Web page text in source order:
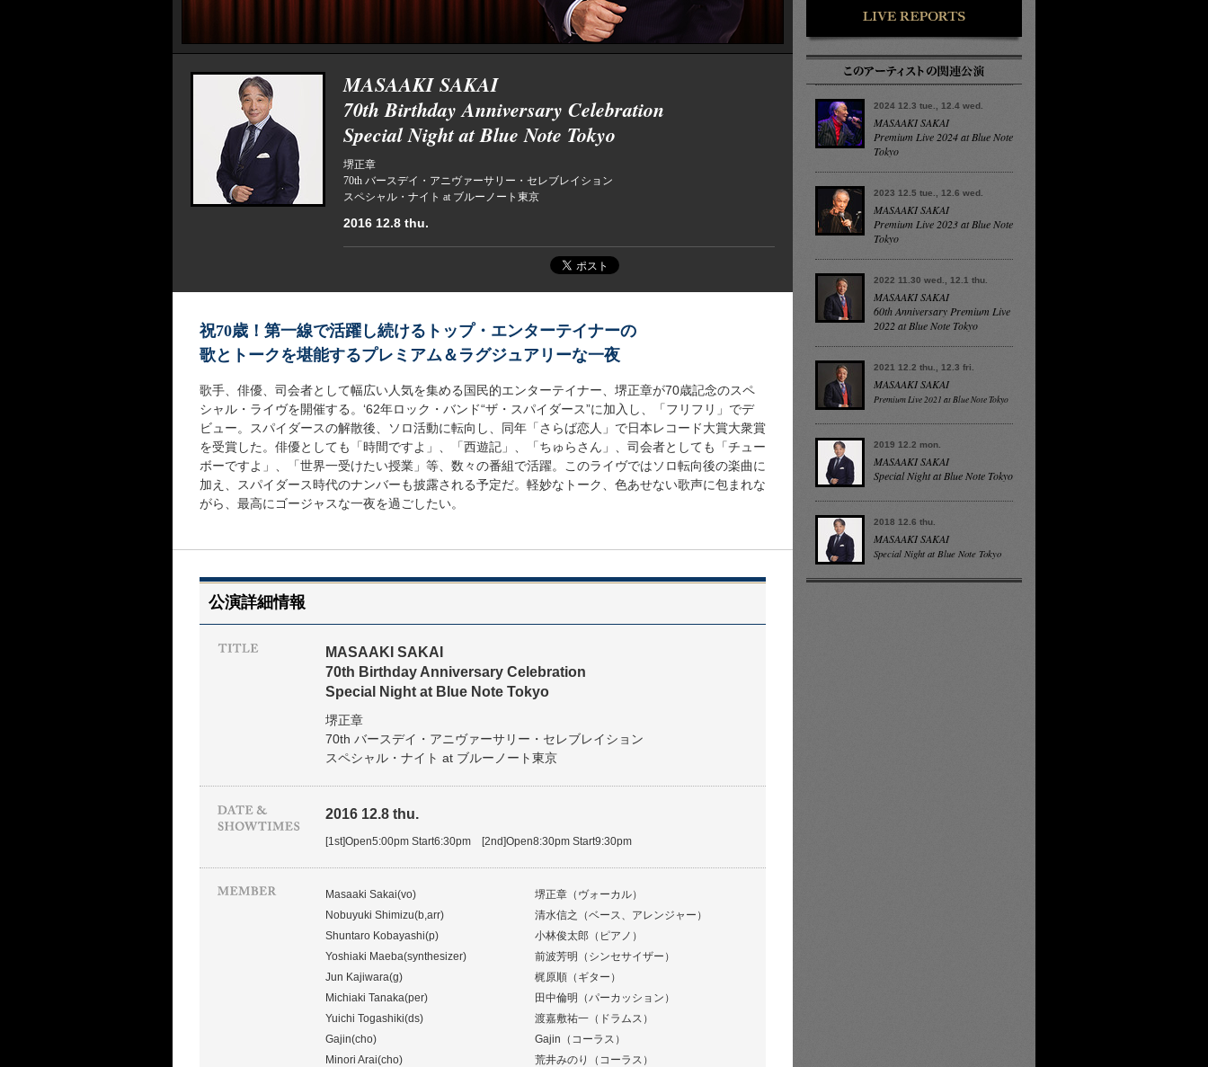
MASAAKI SAKAI
70th Birthday Anniversary Celebration
Special Night at Blue Note Tokyo
堺正章
70th バースデイ・アニヴァーサリー・セレブレイション
スペシャル・ナイト at ブルーノート東京
2016 12.8 thu.
祝70歳！第一線で活躍し続けるトップ・エンターテイナーの
歌とトークを堪能するプレミアム＆ラグジュアリーな一夜
歌手、俳優、司会者として幅広い人気を集める国民的エンターテイナー、堺正章が70歳記念のスペ
シャル・ライヴを開催する。‘62年ロック・バンド“ザ・スパイダース”に加入し、「フリフリ」でデ
ビュー。スパイダースの解散後、ソロ活動に転向し、同年「さらば恋人」で日本レコード大賞大衆賞
を受賞した。俳優としても「時間ですよ」、「西遊記」、「ちゅらさん」、司会者としても「チュー
ボーですよ」、「世界一受けたい授業」等、数々の番組で活躍。このライヴではソロ転向後の楽曲に
加え、スパイダース時代のナンバーも披露される予定だ。軽妙なトーク、色あせない歌声に包まれな
がら、最高にゴージャスな一夜を過ごしたい。
公演詳細情報
MASAAKI SAKAI
70th Birthday Anniversary Celebration
Special Night at Blue Note Tokyo
堺正章
70th バースデイ・アニヴァーサリー・セレブレイション
スペシャル・ナイト at ブルーノート東京
2016 12.8 thu.
[1st]Open5:00pm Start6:30pm [2nd]Open8:30pm Start9:30pm
Masaaki Sakai(vo)
堺正章（ヴォーカル）
Nobuyuki Shimizu(b,arr)
清水信之（ベース、アレンジャー）
Shuntaro Kobayashi(p)
小林俊太郎（ピアノ）
Yoshiaki Maeba(synthesizer)
前波芳明（シンセサイザー）
Jun Kajiwara(g)
梶原順（ギター）
Michiaki Tanaka(per)
田中倫明（パーカッション）
Yuichi Togashiki(ds)
渡嘉敷祐一（ドラムス）
Gajin(cho)
Gajin（コーラス）
Minori Arai(cho)
荒井みのり（コーラス）
2024 12.3 tue., 12.4 wed.
MASAAKI SAKAI
Premium Live 2024 at Blue Note
Tokyo
2023 12.5 tue., 12.6 wed.
MASAAKI SAKAI
Premium Live 2023 at Blue Note
Tokyo
2022 11.30 wed., 12.1 thu.
MASAAKI SAKAI
60th Anniversary Premium Live
2022 at Blue Note Tokyo
2021 12.2 thu., 12.3 fri.
MASAAKI SAKAI
Premium Live 2021 at Blue Note Tokyo
2019 12.2 mon.
MASAAKI SAKAI
Special Night at Blue Note Tokyo
2018 12.6 thu.
MASAAKI SAKAI
Special Night at Blue Note Tokyo